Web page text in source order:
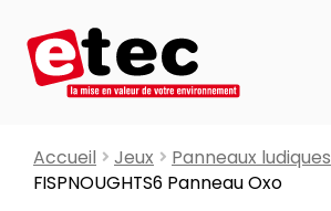
Accueil Jeux
Panneaux ludiques
FISPNOUGHTS6 Panneau Oxo